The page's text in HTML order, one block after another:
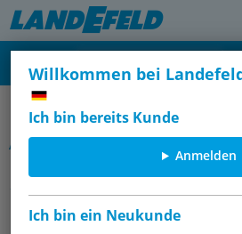
Willkommen bei
Ich bin bereits Kunde
Anmelden
Ich bin ein Neukunde
Wartungsgeräte - Futura
Artikelgruppe
Druckregler - Futura-
14200 l/min